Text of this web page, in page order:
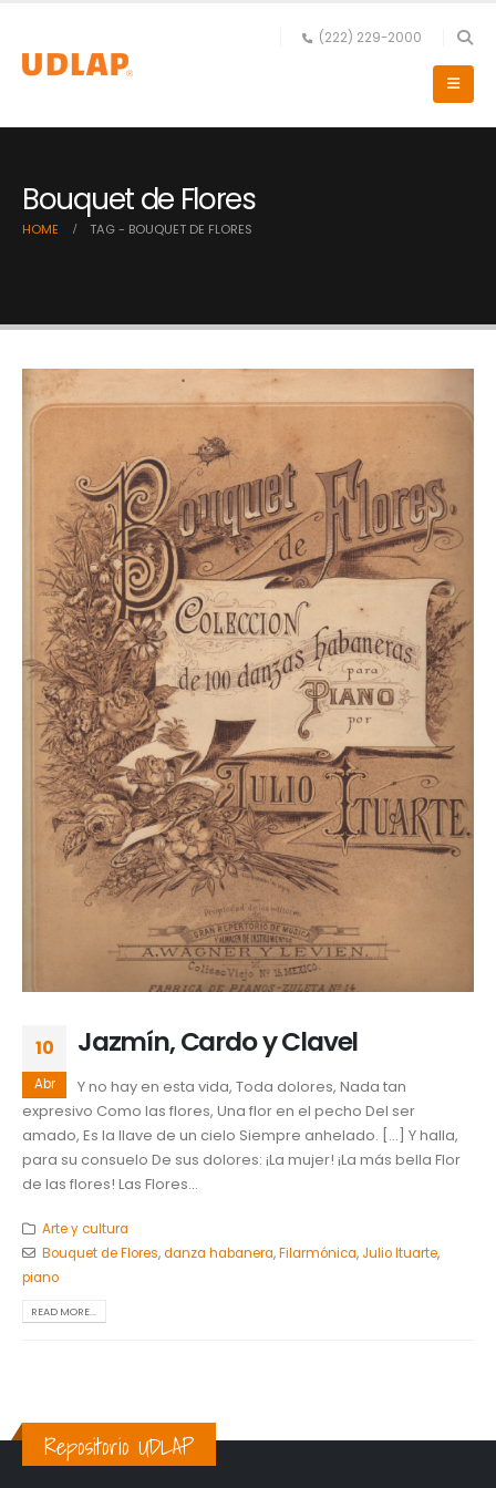
(222) 229-2000
Bouquet de Flores
HOME TAG - BOUQUET DE FLORES
10
Abr
Jazmín, Cardo y Clavel
Y no hay en esta vida, Toda dolores, Nada tan
expresivo Como las flores, Una flor en el pecho Del ser
amado, Es la llave de un cielo Siempre anhelado. […] Y halla,
para su consuelo De sus dolores: ¡La mujer! ¡La más bella Flor
de las flores! Las Flores...
Arte y cultura
Bouquet de Flores,danza habanera,Filarmónica, Julio Ituarte,
piano
READ MORE...
Repositorio UDLAP